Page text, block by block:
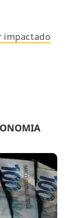
impactado